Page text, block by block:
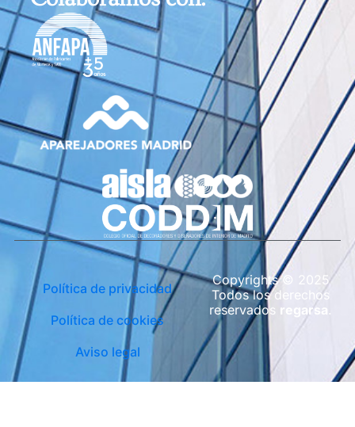
Política de privacidad
Política de cookies
Aviso legal
Copyrights © 2025
Todos los derechos
reservados regarsa .